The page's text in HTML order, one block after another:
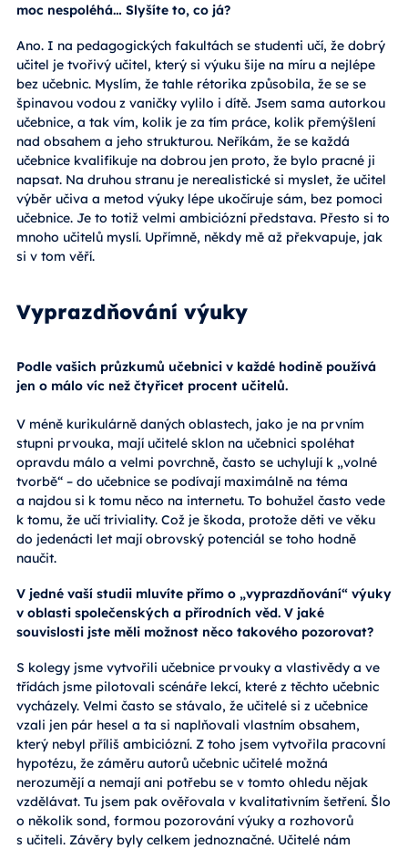
moc nespoléhá… Slyšíte to, co já?
Ano. I na pedagogických fakultách se studenti učí, že dobrý
učitel je tvořivý učitel, který si výuku šije na míru a nejlépe
bez učebnic. Myslím, že tahle rétorika způsobila, že se se
špinavou vodou z vaničky vylilo i dítě. Jsem sama autorkou
učebnice, a tak vím, kolik je za tím práce, kolik přemýšlení
nad obsahem a jeho strukturou. Neříkám, že se každá
učebnice kvalifikuje na dobrou jen proto, že bylo pracné ji
napsat. Na druhou stranu je nerealistické si myslet, že učitel
výběr učiva a metod výuky lépe ukočíruje sám, bez pomoci
učebnice. Je to totiž velmi ambiciózní představa. Přesto si to
mnoho učitelů myslí. Upřímně, někdy mě až překvapuje, jak
si v tom věří.
Vyprazdňování výuky
Podle vašich průzkumů učebnici v každé hodině používá
jen o málo víc než čtyřicet procent učitelů.
V méně kurikulárně daných oblastech, jako je na prvním
stupni prvouka, mají učitelé sklon na učebnici spoléhat
opravdu málo a velmi povrchně, často se uchylují k „volné
tvorbě“ – do učebnice se podívají maximálně na téma
a najdou si k tomu něco na internetu. To bohužel často vede
k tomu, že učí triviality. Což je škoda, protože děti ve věku
do jedenácti let mají obrovský potenciál se toho hodně
naučit.
V jedné vaší studii mluvíte přímo o „vyprazdňování“ výuky
v oblasti společenských a přírodních věd. V jaké
souvislosti jste měli možnost něco takového pozorovat?
S kolegy jsme vytvořili učebnice prvouky a vlastivědy a ve
třídách jsme pilotovali scénáře lekcí, které z těchto učebnic
vycházely. Velmi často se stávalo, že učitelé si z učebnice
vzali jen pár hesel a ta si naplňovali vlastním obsahem,
který nebyl příliš ambiciózní. Z toho jsem vytvořila pracovní
hypotézu, že záměru autorů učebnic učitelé možná
nerozumějí a nemají ani potřebu se v tomto ohledu nějak
vzdělávat. Tu jsem pak ověřovala v kvalitativním šetření. Šlo
o několik sond, formou pozorování výuky a rozhovorů
s učiteli. Závěry byly celkem jednoznačné. Učitelé nám